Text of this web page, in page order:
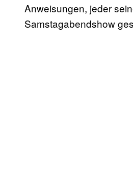
Anweisungen, jeder
Samstagabendshow